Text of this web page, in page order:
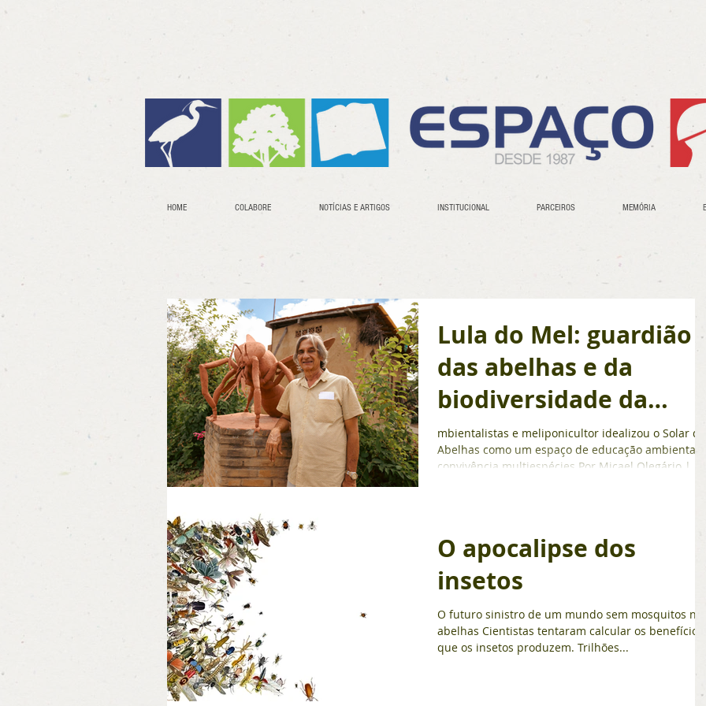
HOME COLABORE NOTÍCIAS E ARTIGOS INSTITUCIONAL PARCEIROS MEMÓRIA
Lula do Mel: guardião
das abelhas e da
biodiversidade da
Caatinga
mbientalistas e meliponicultor idealizou o Solar
Abelhas como um espaço de educação ambiental
convivência multiespécies Por Micael Olegário |
conhecido como Lula do Mel. Neste lugar, o
ambientalista e meliponicultor apresenta um
mundo que compartilha com esses pequenos ins
O apocalipse dos
insetos
O futuro sinistro de um mundo sem mosquitos
abelhas Cientistas tentaram calcular os benefícios
que os insetos produzem. Trilhões...